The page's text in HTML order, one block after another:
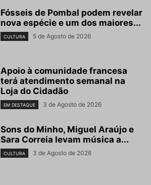
Fósseis de Pombal podem revelar
nova espécie e um dos maiores...
CULTURA 5 de Agosto de 2026
Apoio à comunidade francesa
terá atendimento semanal na
Loja do Cidadão
EM DESTAQUE 3 de Agosto de 2026
Sons do Minho, Miguel Araújo e
Sara Correia levam música a...
CULTURA 3 de Agosto de 2026